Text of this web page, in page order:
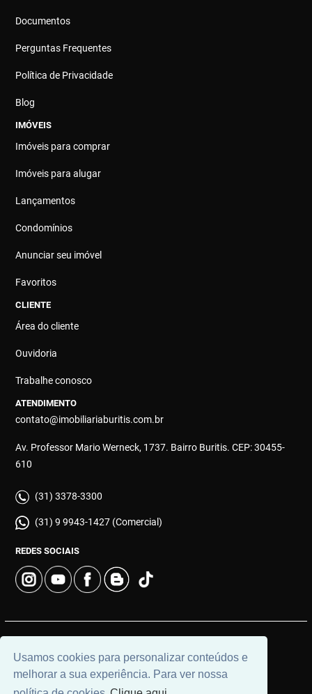
Usamos cookies para personalizar conteúdos e
melhorar a sua experiência. Para ver nossa
Documentos
Perguntas Frequentes
Política de Privacidade
Blog
IMÓVEIS
Imóveis para comprar
Imóveis para alugar
Lançamentos
Condomínios
Anunciar seu imóvel
Favoritos
CLIENTE
Área do cliente
Ouvidoria
Trabalhe conosco
ATENDIMENTO
contato@imobiliariaburitis.com.br
Av. Professor Mario Werneck, 1737. Bairro Buritis. CEP: 30455-
610
(31) 3378-3300
(31) 9 9943-1427 (Comercial)
REDES SOCIAIS
Universal Software.